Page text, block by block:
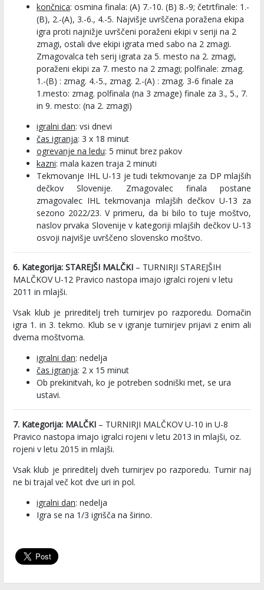
končnica: osmina finala: (A) 7.-10. (B) 8.-9; četrtfinale: 1.-
(B), 2.-(A), 3.-6., 4.-5. Najvišje uvrščena poražena ekipa
igra proti najnižje uvrščeni poraženi ekipi v seriji na 2
zmagi, ostali dve ekipi igrata med sabo na 2 zmagi.
Zmagovalca teh serij igrata za 5. mesto na 2. zmagi,
poraženi ekipi za 7. mesto na 2 zmagi; polfinale: zmag.
1.-(B) : zmag. 4.-5., zmag. 2.-(A) : zmag. 3-6 finale za
1.mesto: zmag. polfinala (na 3 zmage) finale za 3., 5., 7.
in 9. mesto: (na 2. zmagi)
igralni dan: vsi dnevi
čas igranja: 3 x 18 minut
ogrevanje na ledu: 5 minut brez pakov
kazni: mala kazen traja 2 minuti
Tekmovanje IHL U-13 je tudi tekmovanje za DP mlajših
dečkov Slovenije. Zmagovalec finala postane
zmagovalec IHL tekmovanja mlajših dečkov U-13 za
sezono 2022/23. V primeru, da bi bilo to tuje moštvo,
naslov prvaka Slovenije v kategoriji mlajših dečkov U-13
osvoji najvišje uvrščeno slovensko moštvo.
6. Kategorija: STAREJŠI MALČKI – TURNIRJI STAREJŠIH
MALČKOV U-12 Pravico nastopa imajo igralci rojeni v letu
2011 in mlajši.
Vsak klub je prireditelj treh turnirjev po razporedu. Domačin
igra 1. in 3. tekmo. Klub se v igranje turnirjev prijavi z enim ali
dvema moštvoma.
igralni dan: nedelja
čas igranja: 2 x 15 minut
Ob prekinitvah, ko je potreben sodniški met, se ura
ustavi.
7. Kategorija: MALČKI – TURNIRJI MALČKOV U-10 in U-8
Pravico nastopa imajo igralci rojeni v letu 2013 in mlajši, oz.
rojeni v letu 2015 in mlajši.
Vsak klub je prireditelj dveh turnirjev po razporedu. Turnir naj
ne bi trajal več kot dve uri in pol.
igralni dan: nedelja
Igra se na 1/3 igrišča na širino.